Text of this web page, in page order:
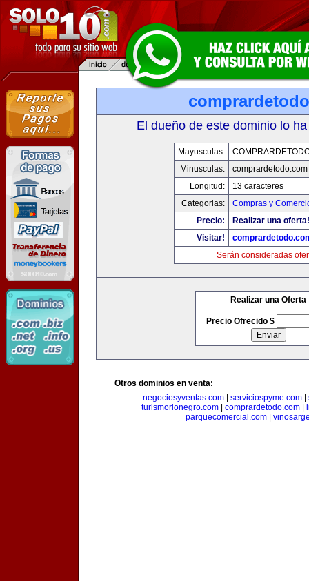
El dueño de este dominio lo
Mayusculas:
Minusculas:
comprardetodo.com
Longitud:
13 caracteres
Categorias:
Compras y
Precio:
Realizar una oferta!
Visitar!
Serán consideradas
Realizar una Oferta
Precio Ofrecido $
Otros dominios en venta:
negociosyventas.com
serviciospyme.com
turismorionegro.com
comprardetodo.com
parquecomercial.com